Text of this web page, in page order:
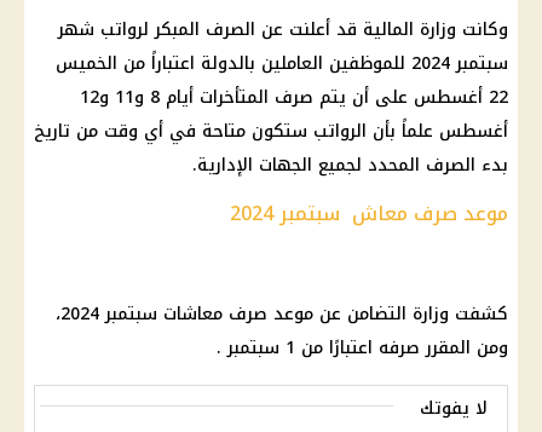
وكانت وزارة المالية قد أعلنت عن الصرف المبكر لرواتب شهر
سبتمبر 2024 للموظفين العاملين بالدولة اعتباراً من الخميس
22 أغسطس على أن يتم صرف المتأخرات أيام 8 و11 و12
أغسطس علماً بأن الرواتب ستكون متاحة في أي وقت من تاريخ
بدء الصرف المحدد لجميع الجهات الإدارية.
موعد صرف معاش سبتمبر 2024
كشفت وزارة التضامن عن موعد صرف معاشات سبتمبر 2024،
ومن المقرر صرفه اعتبارًا من 1 سبتمبر .
لا يفوتك